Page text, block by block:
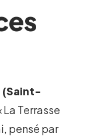
(Saint-
La Terrasse
pensé par